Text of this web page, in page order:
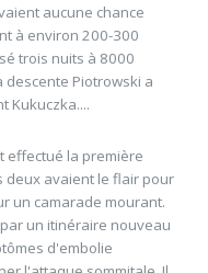
aucune chance
à environ 200-300
trois nuits à 8000
descente Piotrowski a
Kukuczka....
effectué la première
deux avaient le flair pour
un camarade mourant.
un itinéraire nouveau
d'embolie